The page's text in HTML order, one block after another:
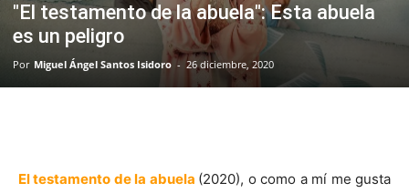
"El testamento de la abuela": Esta abuela
es un peligro
Por Miguel Ángel Santos Isidoro - 26 diciembre, 2020
El testamento de la abuela (2020), o como a mí me gusta